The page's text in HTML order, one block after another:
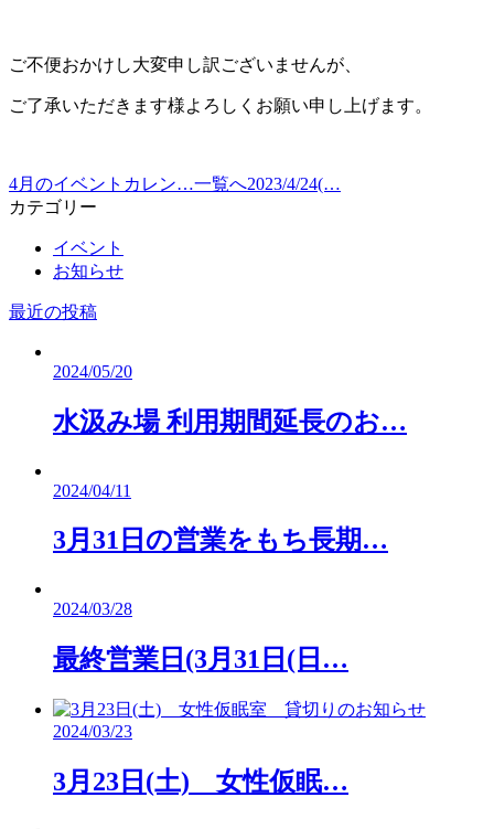
ご不便おかけし大変申し訳ございませんが、
ご了承いただきます様よろしくお願い申し上げます。
4月のイベントカレン…一覧へ2023/4/24(…
カテゴリー
イベント
お知らせ
最近の投稿
2024/05/20
水汲み場 利用期間延長のお…
2024/04/11
3月31日の営業をもち長期…
2024/03/28
最終営業日(3月31日(日…
2024/03/23
3月23日(土) 女性仮眠…